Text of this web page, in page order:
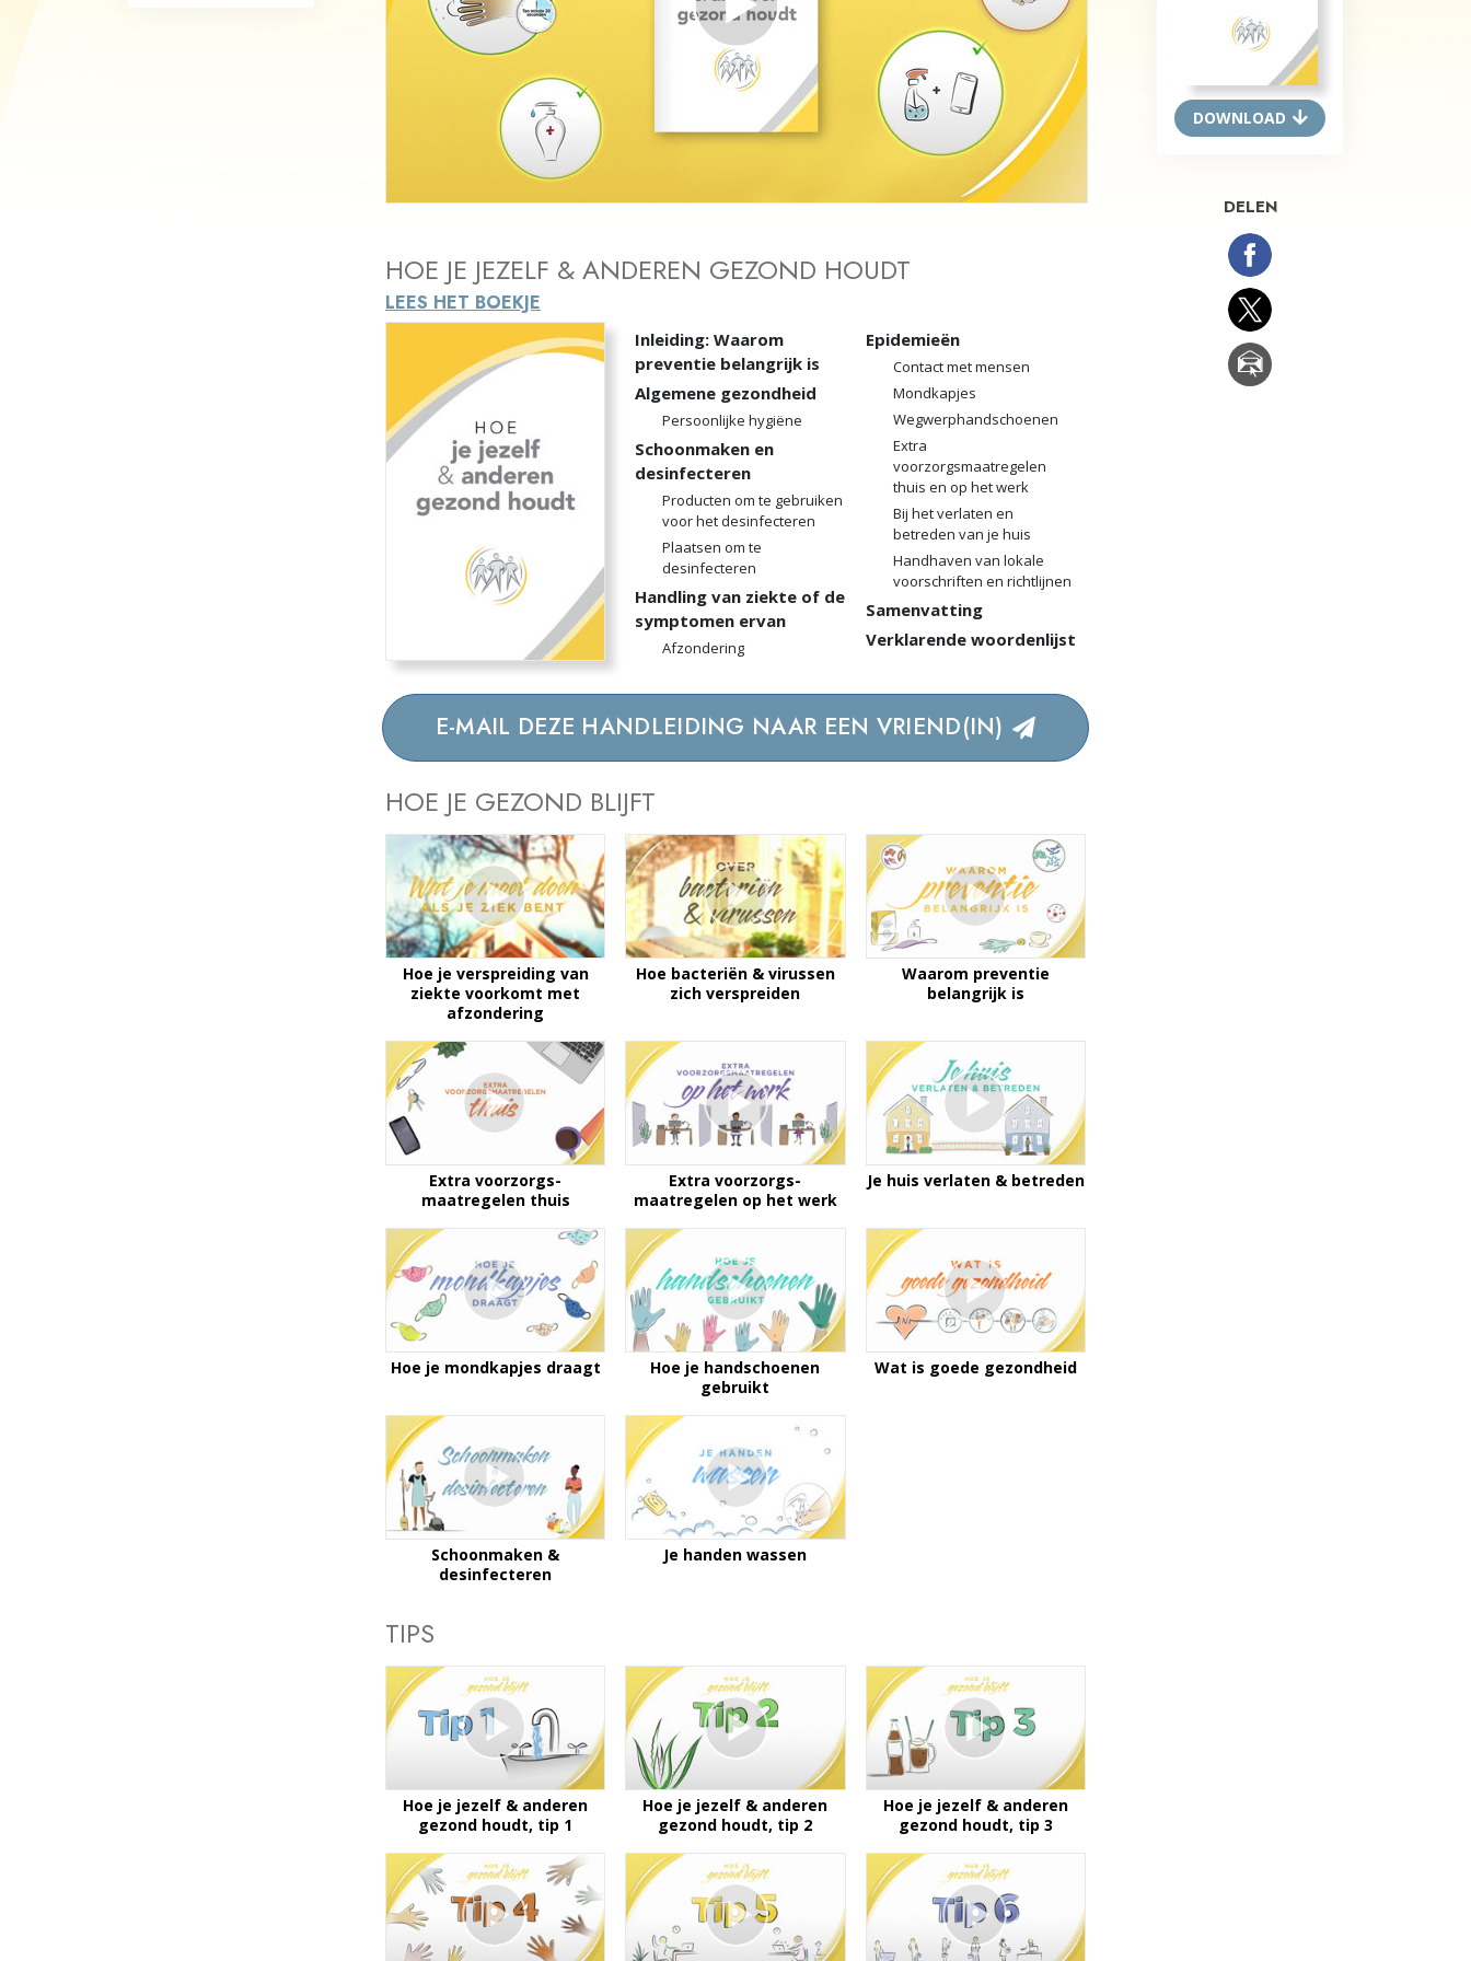
Wat is Grootheid?
Oplossingen voor het Drugsprobleem
Kinderen
Hulpmiddelen bij het Dagelijks Werk
De Oorzaak van Onderdrukking
De Grondbeginselen van Organiseren
De Grondslagen van Public Relations
Taakstellingen en Doelen
Play
Video
HOE JE JEZELF & ANDEREN GEZOND HOUDT
LEES HET BOEKJE
Inleiding: Waarom
preventie belangrijk is
Algemene gezondheid
Persoonlijke hygiëne
Schoonmaken en
desinfecteren
Producten om te gebruiken
voor het desinfecteren
Plaatsen om te
desinfecteren
Handling van ziekte of de
symptomen ervan
Afzondering
Epidemieën
Contact met mensen
Mondkapjes
Wegwerphandschoenen
Extra
voorzorgsmaatregelen
thuis en op het werk
Bij het verlaten en
betreden van je huis
Handhaven van lokale
voorschriften en richtlijnen
Samenvatting
Verklarende woordenlijst
E-MAIL DEZE HANDLEIDING NAAR EEN VRIEND(IN)
HOE JE GEZOND BLIJFT
Hoe je verspreiding van
ziekte voorkomt met
afzondering
Hoe bacteriën & virussen
zich verspreiden
Waarom preventie
belangrijk is
Extra voorzorgs­
maatregelen thuis
Extra voorzorgs­
maatregelen op het werk
Je huis verlaten & betreden
Hoe je mondkapjes draagt
Hoe je handschoenen
gebruikt
Wat is goede gezondheid
Schoonmaken &
desinfecteren
Je handen wassen
TIPS
Hoe je jezelf & anderen
gezond houdt, tip 1
Hoe je jezelf & anderen
gezond houdt, tip 2
Hoe je jezelf & anderen
gezond houdt, tip 3
DOWNLOAD
DELEN